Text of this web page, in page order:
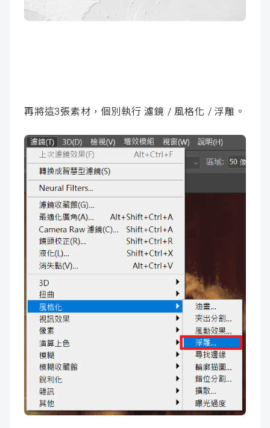
再將這3張素材，個別執行 濾鏡 / 風格化 / 浮雕。